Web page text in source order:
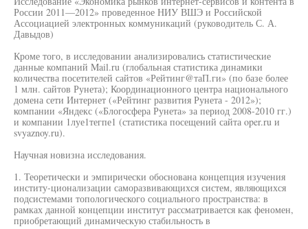
России 2011—2012» проведенное НИУ ВШЭ и Российской
Ассоциацией электронных коммуникаций (руководитель С. А.
Давыдов)
Кроме того, в исследовании анализировались статистические
данные компаний Mail.ru (глобальная статистика динамики
количества посетителей сайтов «Рейтинг@таП.ги» (по базе более
1 млн. сайтов Рунета); Координационного центра национального
домена сети Интернет («Рейтинг развития Рунета - 2012»);
компании «Яндекс («Блогосфера Рунета» за период 2008-2010 гг.)
и компании 1луе1тегпе1 (статистика посещений сайта oper.ru и
svyaznoy.ru).
Научная новизна исследования.
1. Теоретически и эмпирически обоснована концепция изучения
институ-ционализации саморазвивающихся систем, являющихся
подсистемами топологического социального пространства: в
рамках данной концепции институт рассматривается как феномен,
приобретающий динамическую стабильность в